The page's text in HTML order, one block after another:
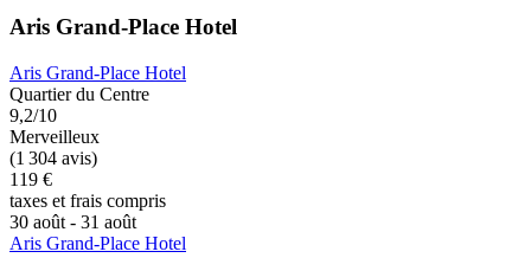
Aris Grand-Place Hotel
Aris Grand-Place Hotel
Quartier du Centre
9,2/10
Merveilleux
(1 304 avis)
119 €
taxes et frais compris
30 août - 31 août
Aris Grand-Place Hotel